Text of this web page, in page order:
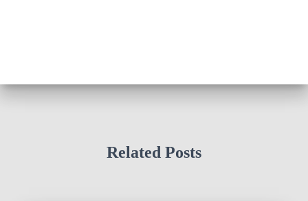
Related Posts